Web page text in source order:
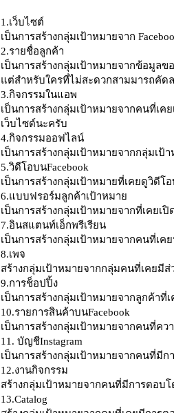
1.เว็บไซต์
เป็นการสร้างกลุ่มเป้าหมายจาก
2.รายชื่อลูกค้า
เป็นการสร้างกลุ่มเป้าหมายจากข้อมูลข
แต่สำหรับใครที่ไม่สะดวกสามมารถคัด
3.กิจกรรมในแอพ
เป็นการสร้างกลุ่มเป้าหมายจากคนที่เค
เว็บไซต์นะครับ
4.กิจกรรมออฟไลน์
เป็นการสร้างกลุ่มเป้าหมายจากกลุ่มเ
5.วิดีโอบนFacebook
เป็นการสร้างกลุ่มเป้าหมายที่เคยดูวิดีโอ
6.แบบฟรอร์มลูกค้าเป้าหมาย
เป็นการสร้างกลุ่มเป้าหมายจากที่เคยเ
7.อินสแตนท์เอ็กพรีเรียน
เป็นการสร้างกลุ่มเป้าหมายจากคนที่เค
8.เพจ
สร้างกลุ่มเป้าหมายจากกลุ่มคนที่เคยมีส่
9.การช็อปปิ้ง
เป็นการสร้างกลุ่มเป้าหมายจากลูกค้าที่
10.รายการสินค้าบนFacebook
เป็นการสร้างกลุ่มเป้าหมายจากคนที่คว
11. บัญชีInstagram
เป็นการสร้างกลุ่มเป้าหมายจากคนที่มี
12.งานกิจกรรม
สร้างกลุ่มเป้าหมายจากคนที่มีการตอบโ
13.Catalog